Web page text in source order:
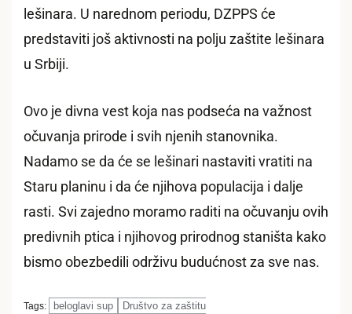
lešinara. U narednom periodu, DZPPS će
predstaviti još aktivnosti na polju zaštite lešinara
u Srbiji.
Ovo je divna vest koja nas podseća na važnost
očuvanja prirode i svih njenih stanovnika.
Nadamo se da će se lešinari nastaviti vratiti na
Staru planinu i da će njihova populacija i dalje
rasti. Svi zajedno moramo raditi na očuvanju ovih
predivnih ptica i njihovog prirodnog staništa kako
bismo obezbedili održivu budućnost za sve nas.
Tags: beloglavi sup
Društvo za zaštitu